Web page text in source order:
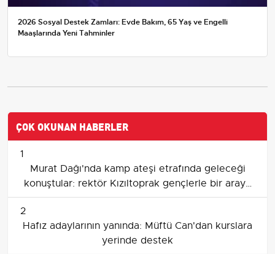
2026 Sosyal Destek Zamları: Evde Bakım, 65 Yaş ve Engelli
Maaşlarında Yeni Tahminler
ÇOK OKUNAN HABERLER
1
Murat Dağı'nda kamp ateşi etrafında geleceği
konuştular: rektör Kızıltoprak gençlerle bir araya
geldi
2
Hafız adaylarının yanında: Müftü Can'dan kurslara
yerinde destek